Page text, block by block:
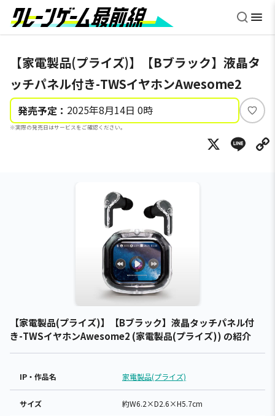
【家電製品(プライズ)】【Bブラック】液晶タ
ッチパネル付き-TWSイヤホンAwesome2
発売予定： 2025年8月14日 0時
※実際の発売日はサービスをご確認ください。
い
ね
X
【家電製品(プライズ)】【Bブラック】液晶タッチパネル付
き-TWSイヤホンAwesome2 (家電製品(プライズ)) の紹介
IP・作品名 家電製品(プライズ)
サイズ 約W6.2×D2.6×H5.7cm